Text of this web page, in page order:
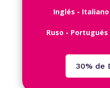
Inglés -️
Ruso -
30% de